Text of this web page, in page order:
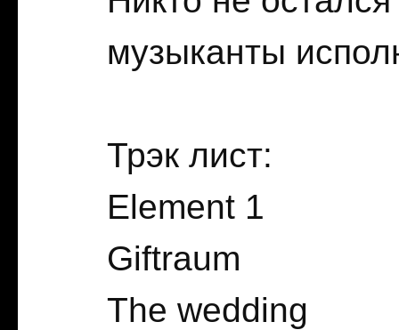
музыканты
Трэк лист:
Element 1
Giftraum
The wedding